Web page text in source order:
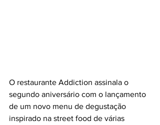
O restaurante Addiction assinala o
segundo aniversário com o lançamento
de um novo menu de degustação
inspirado na street food de várias